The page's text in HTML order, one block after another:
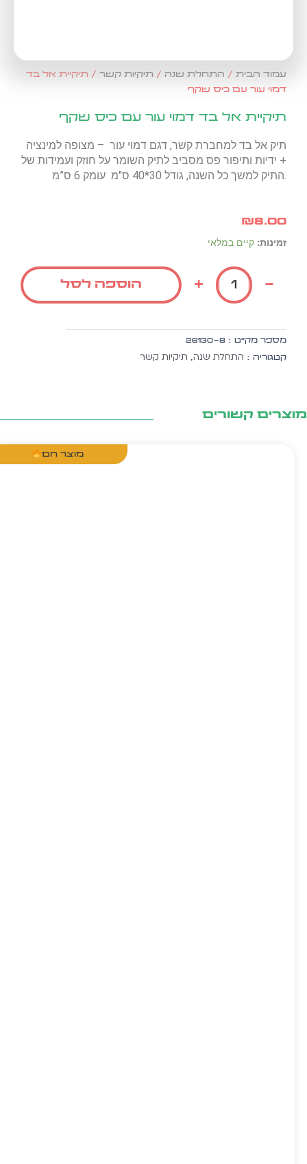
עמוד הבית/התחלת שנה/ תיקיות קשר/ תיקיית אל בד
דמוי עור עם כיס שקף
תיקיית אל בד דמוי עור עם כיס שקף
תיק אל בד למחברת קשר, דגם דמוי עור – מצופה למינציה
+ ידיות ותיפור פס מסביב לתיק השומר על חוזק ועמידות של
₪8.00
זמינות: קיים במלאי
כמות
תיקיית
אל
עור
כיס
הוספה לסל
מספר מק״ט :26130-8
קטגוריה : התחלת שנה,תיקיות קשר
קשורים
מוצר חם